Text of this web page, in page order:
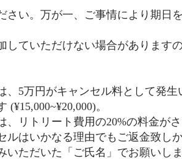
さい。万が一、ご事情により期日
ていただけない場合があります
5万円がキャンセル料として発
。
リトリート費用の20%の料金が
ルはいかなる理由でもご返金致し
いただいた「ご氏名」でお願いし